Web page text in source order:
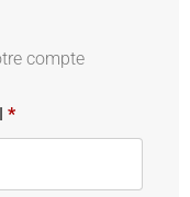
compte
*